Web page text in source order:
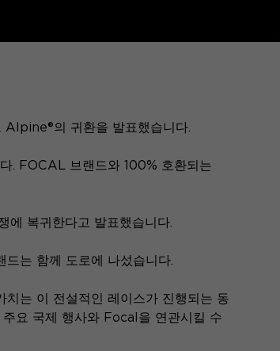
Alpine®의 귀환을 발표했습니다.
. FOCAL 브랜드와 100% 호환되는
복귀한다고 발표했습니다.
는 함께 도로에 나섰습니다.
는 이 전설적인 레이스가 진행되는 동
요 국제 행사와 Focal을 연관시킬 수